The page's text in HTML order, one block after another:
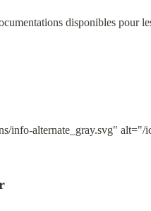
disponibles pour
info-alternate_gray.svg"